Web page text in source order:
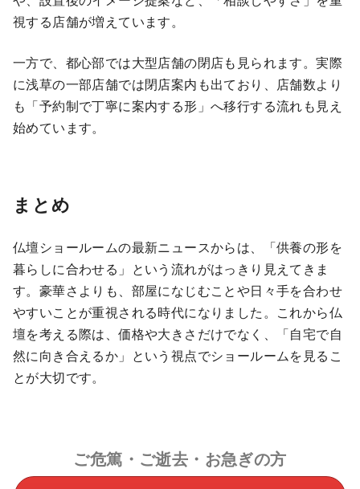
視する店舗が増えています。
一方で、都心部では大型店舗の閉店も見られます。実際
に浅草の一部店舗では閉店案内も出ており、店舗数より
も「予約制で丁寧に案内する形」へ移行する流れも見え
始めています。
まとめ
仏壇ショールームの最新ニュースからは、「供養の形を
暮らしに合わせる」という流れがはっきり見えてきま
す。豪華さよりも、部屋になじむことや日々手を合わせ
やすいことが重視される時代になりました。これから仏
壇を考える際は、価格や大きさだけでなく、「自宅で自
然に向き合えるか」という視点でショールームを見るこ
とが大切です。
ご危篤・ご逝去・お急ぎの方